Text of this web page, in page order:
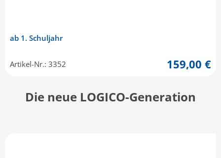
ab 1. Schuljahr
Artikel-Nr.: 3352 159,00 €
Die neue LOGICO-Generation